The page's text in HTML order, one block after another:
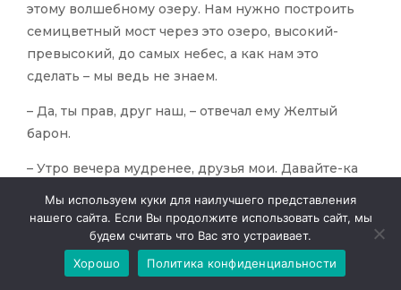
этому волшебному озеру. Нам нужно построить
семицветный мост через это озеро, высокий-
превысокий, до самых небес, а как нам это
сделать – мы ведь не знаем.
– Да, ты прав, друг наш, – отвечал ему Желтый
барон.
– Утро вечера мудренее, друзья мои. Давайте-ка
что нам дальше делать, – предложил им Синий
Красный и Желтый бароны без споров
Мы используем куки для наилучшего представления
нашего сайта. Если Вы продолжите использовать сайт, мы
будем считать что Вас это устраивает.
Хорошо
Политика конфиденциальности